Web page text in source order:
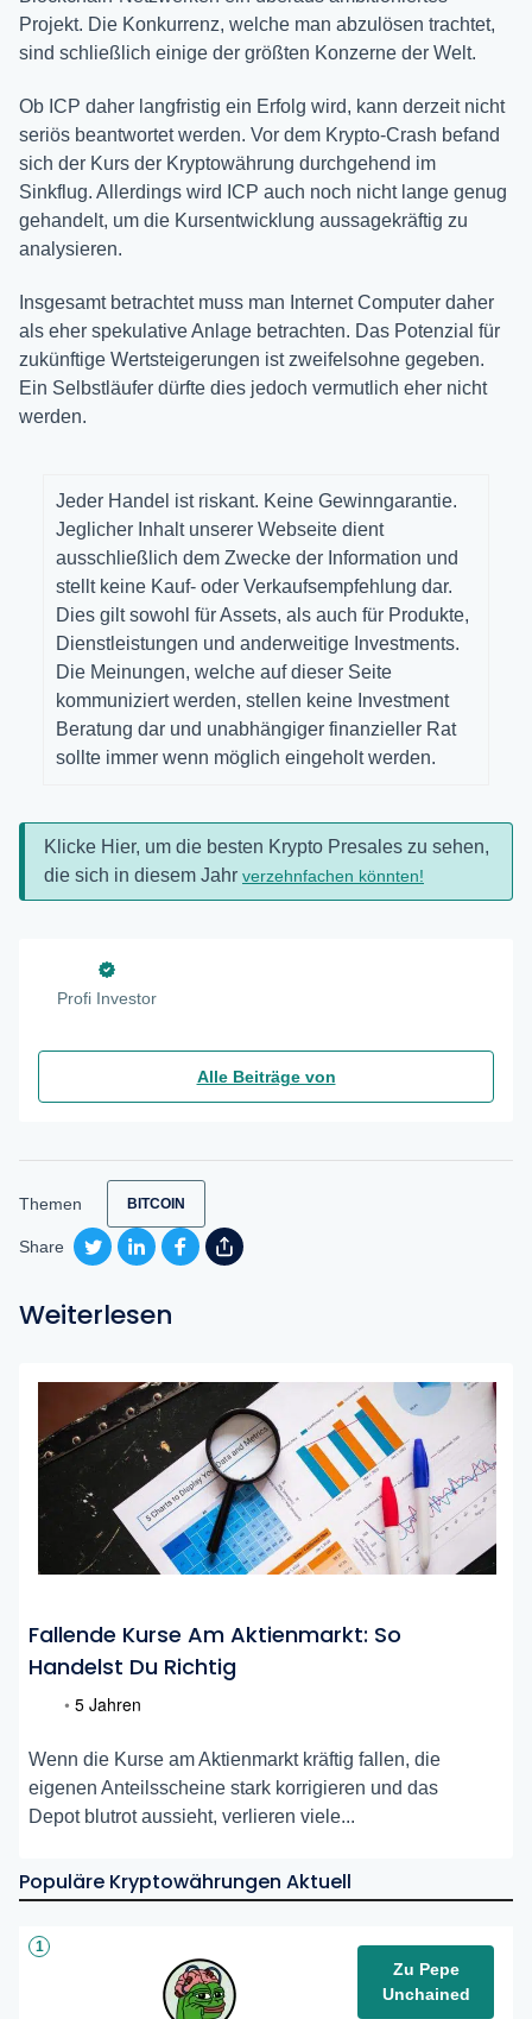
Projekt. Die Konkurrenz, welche man abzulösen trachtet,
sind schließlich einige der größten Konzerne der Welt.
Ob ICP daher langfristig ein Erfolg wird, kann derzeit nicht
seriös beantwortet werden. Vor dem Krypto-Crash befand
sich der Kurs der Kryptowährung durchgehend im
Sinkflug. Allerdings wird ICP auch noch nicht lange genug
gehandelt, um die Kursentwicklung aussagekräftig zu
analysieren.
Insgesamt betrachtet muss man Internet Computer daher
als eher spekulative Anlage betrachten. Das Potenzial für
zukünftige Wertsteigerungen ist zweifelsohne gegeben.
Ein Selbstläufer dürfte dies jedoch vermutlich eher nicht
werden.
Jeder Handel ist riskant. Keine Gewinngarantie.
Jeglicher Inhalt unserer Webseite dient
ausschließlich dem Zwecke der Information und
stellt keine Kauf- oder Verkaufsempfehlung dar.
Dies gilt sowohl für Assets, als auch für Produkte,
Dienstleistungen und anderweitige Investments.
Die Meinungen, welche auf dieser Seite
kommuniziert werden, stellen keine Investment
Beratung dar und unabhängiger finanzieller Rat
sollte immer wenn möglich eingeholt werden.
Klicke Hier, um die besten Krypto Presales zu sehen,
die sich in diesem Jahr verzehnfachen könnten!
Profi Investor
Alle Beiträge von
Themen BITCOIN
Share
Weiterlesen
Fallende Kurse Am Aktienmarkt: So
Handelst Du Richtig
• 5 Jahren
Wenn die Kurse am Aktienmarkt kräftig fallen, die
eigenen Anteilsscheine stark korrigieren und das
Depot blutrot aussieht, verlieren viele...
Populäre Kryptowährungen Aktuell
1
Zu Pepe
Unchained